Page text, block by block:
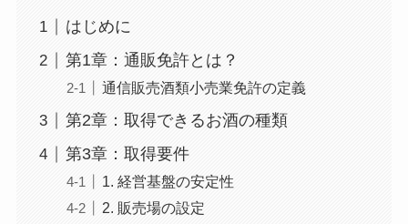
はじめに
第1章：通販免許とは？
通信販売酒類小売業免許の定義
第2章：取得できるお酒の種類
第3章：取得要件
1. 経営基盤の安定性
2. 販売場の設定